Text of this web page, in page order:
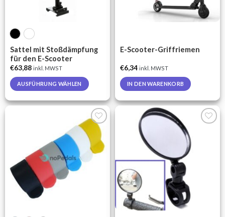
product
Sattel mit Stoßdämpfung
für den E-Scooter
€63,88 inkl. MWST
AUSFÜHRUNG WÄHLEN
product
options
may
be
chosen
E-Scooter-Griffriemen
€6,34 inkl. MWST
IN DEN WARENKORB
Auf die
Wunschliste
Wunschliste